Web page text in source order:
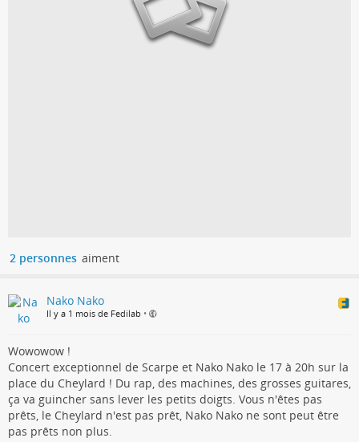
2 personnes aiment
Nako Nako
Il y a 1 mois de Fedilab •
Wowowow !
Concert exceptionnel de Scarpe et Nako Nako le 17 à 20h sur la
place du Cheylard ! Du rap, des machines, des grosses guitares,
ça va guincher sans lever les petits doigts. Vous n'êtes pas
prêts, le Cheylard n'est pas prêt, Nako Nako ne sont peut être
pas prêts non plus.